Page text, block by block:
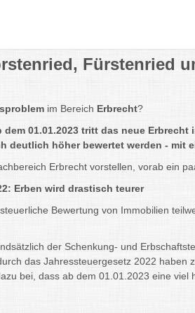
Fürstenried
im Bereich Erbrecht?
01.01.2023 tritt das neue
deutlich höher bewertet werden -
Erbrecht vorstellen, vorab ein
Erben wird drastisch teurer
Bewertung von Immobilien
der Schenkung- und
das Jahressteuergesetz 2022
bei, dass ab dem 01.01.2023 eine viel